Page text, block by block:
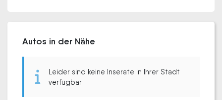
Autos in der Nähe
Leider sind keine Inserate in Ihrer Stadt
verfügbar